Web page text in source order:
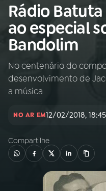
Buscar
na
Rádio
MEC
Início
Rádio
ao especial
Bandolim
No centenário do
desenvolvimento de
a música
NO AR EM12/02/2018, 18:45
Compartilhe